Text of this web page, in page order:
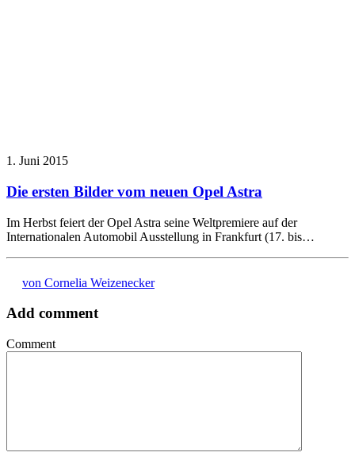
1. Juni 2015
Die ersten Bilder vom neuen Opel Astra
Im Herbst feiert der Opel Astra seine Weltpremiere auf der
Internationalen Automobil Ausstellung in Frankfurt (17. bis…
von Cornelia Weizenecker
Add comment
Comment